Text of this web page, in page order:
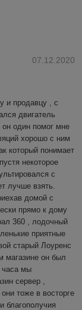
07.12.2020
и продавцу , с
двигатель
один помог мне
хорошо с ним
который понимает
некоторое
с
лучше взять.
домой с
прямо к дому
360 , лодочный
приятные
старый Лоуренс
магазине он был
часа мы
сервер ,
тоже в восторге
благополучия